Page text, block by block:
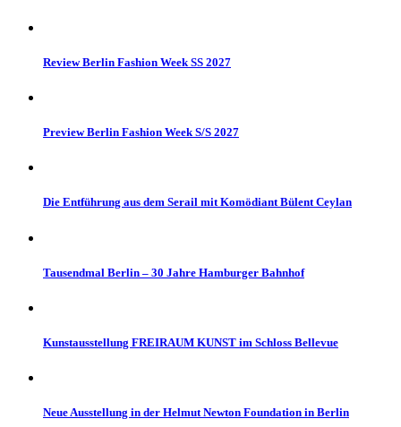
Review Berlin Fashion Week SS 2027
Preview Berlin Fashion Week S/S 2027
Die Entführung aus dem Serail mit Komödiant Bülent Ceylan
Tausendmal Berlin – 30 Jahre Hamburger Bahnhof
Kunstausstellung FREIRAUM KUNST im Schloss Bellevue
Neue Ausstellung in der Helmut Newton Foundation in Berlin